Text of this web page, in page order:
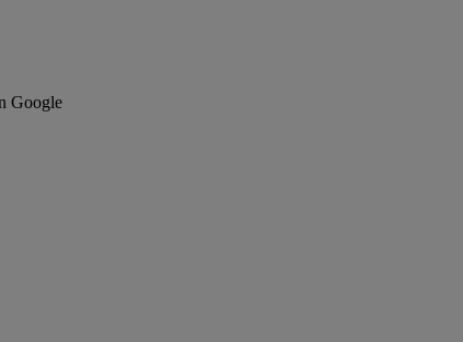
Google